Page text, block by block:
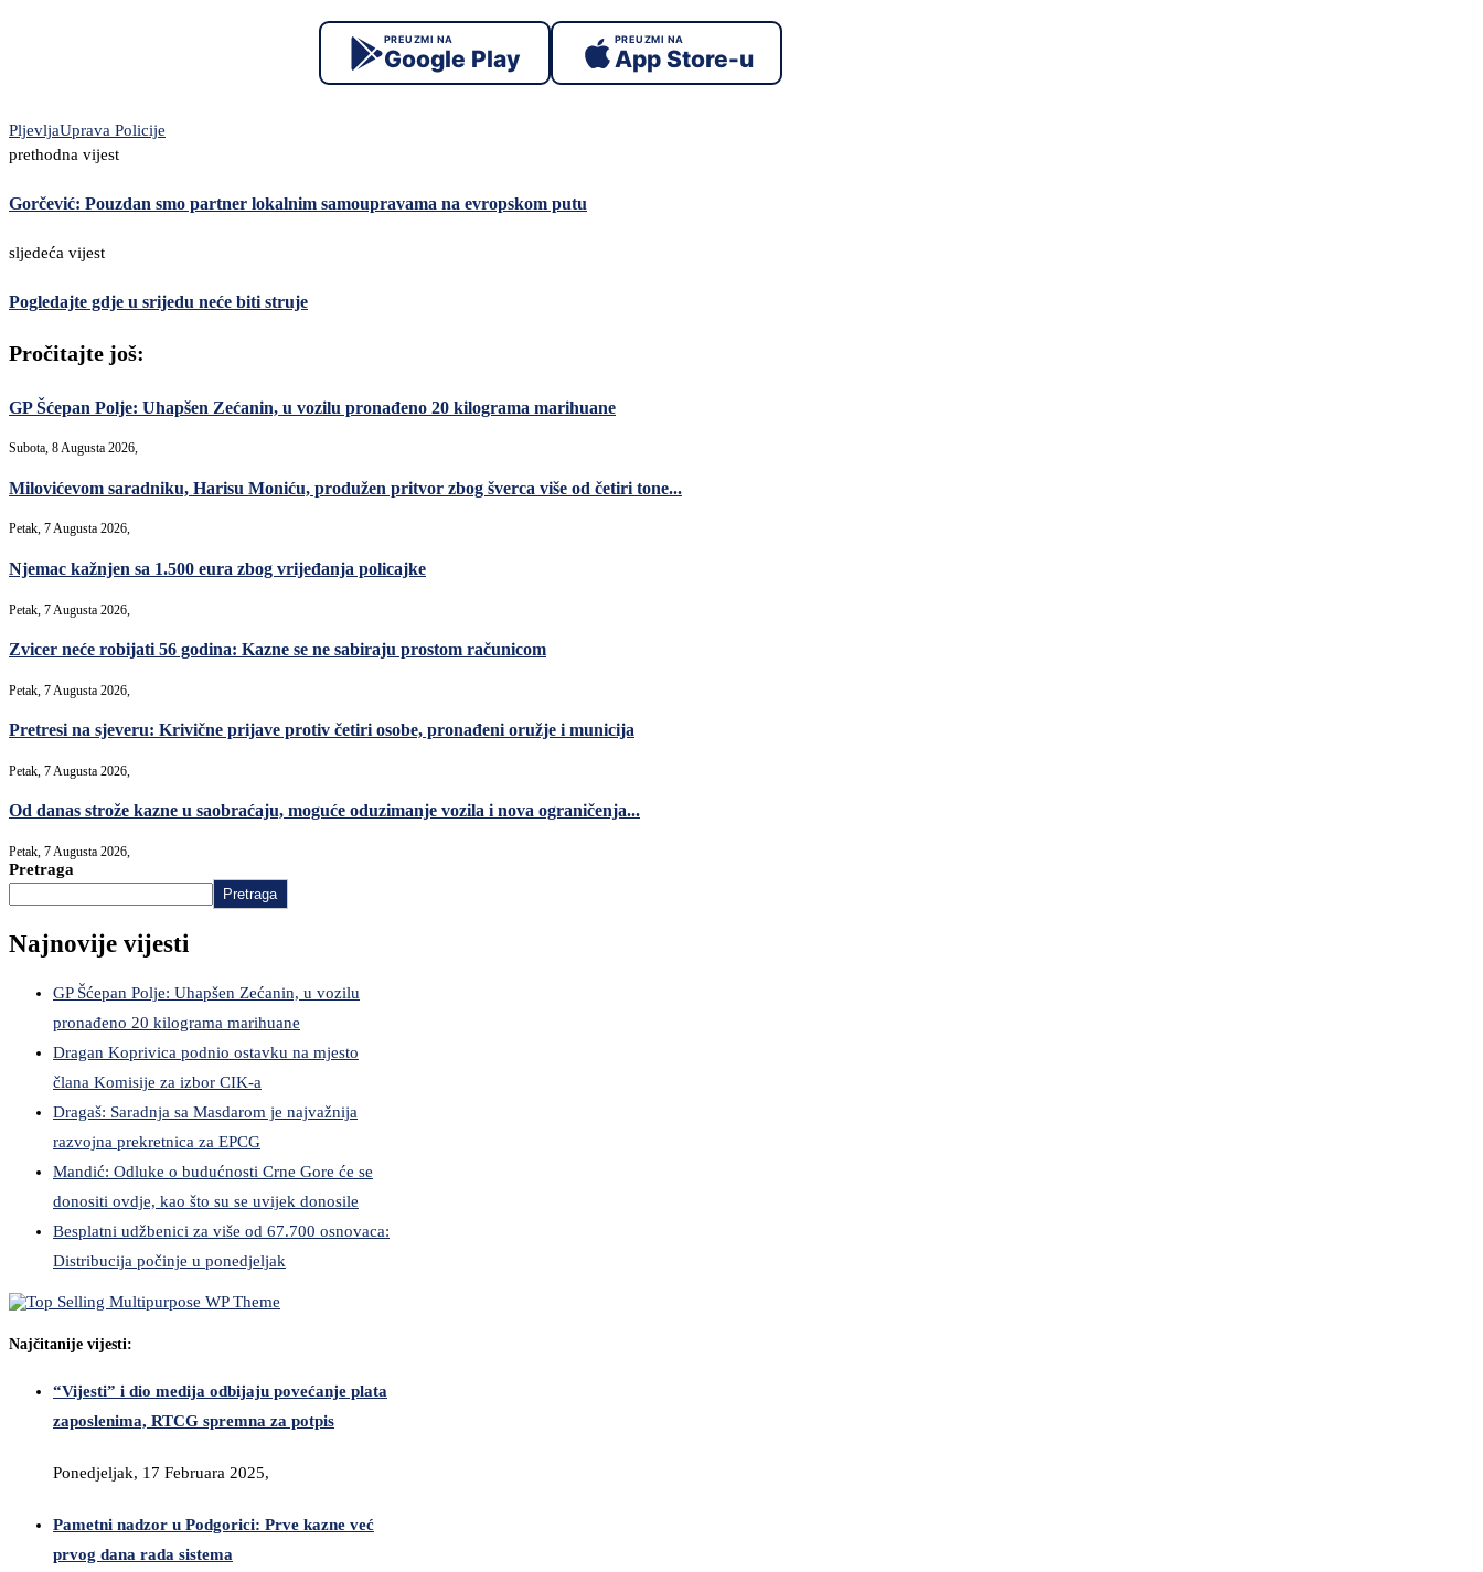
PREUZMI NA
Google Play
PREUZMI NA
App Store-u
PljevljaUprava Policije
prethodna vijest
Gorčević: Pouzdan smo partner lokalnim samoupravama na evropskom putu
sljedeća vijest
Pogledajte gdje u srijedu neće biti struje
Pročitajte još:
GP Šćepan Polje: Uhapšen Zećanin, u vozilu pronađeno 20 kilograma marihuane
Subota, 8 Augusta 2026,
Milovićevom saradniku, Harisu Moniću, produžen pritvor zbog šverca više od četiri tone...
Petak, 7 Augusta 2026,
Njemac kažnjen sa 1.500 eura zbog vrijeđanja policajke
Petak, 7 Augusta 2026,
Zvicer neće robijati 56 godina: Kazne se ne sabiraju prostom računicom
Petak, 7 Augusta 2026,
Pretresi na sjeveru: Krivične prijave protiv četiri osobe, pronađeni oružje i municija
Petak, 7 Augusta 2026,
Od danas strože kazne u saobraćaju, moguće oduzimanje vozila i nova ograničenja...
Petak, 7 Augusta 2026,
Pretraga
Pretraga
Najnovije vijesti
GP Šćepan Polje: Uhapšen Zećanin, u vozilu
pronađeno 20 kilograma marihuane
Dragan Koprivica podnio ostavku na mjesto
člana Komisije za izbor CIK-a
Dragaš: Saradnja sa Masdarom je najvažnija
razvojna prekretnica za EPCG
Mandić: Odluke o budućnosti Crne Gore će se
donositi ovdje, kao što su se uvijek donosile
Besplatni udžbenici za više od 67.700 osnovaca:
Distribucija počinje u ponedjeljak
Najčitanije vijesti:
“Vijesti” i dio medija odbijaju povećanje plata
zaposlenima, RTCG spremna za potpis
Ponedjeljak, 17 Februara 2025,
Pametni nadzor u Podgorici: Prve kazne već
prvog dana rada sistema